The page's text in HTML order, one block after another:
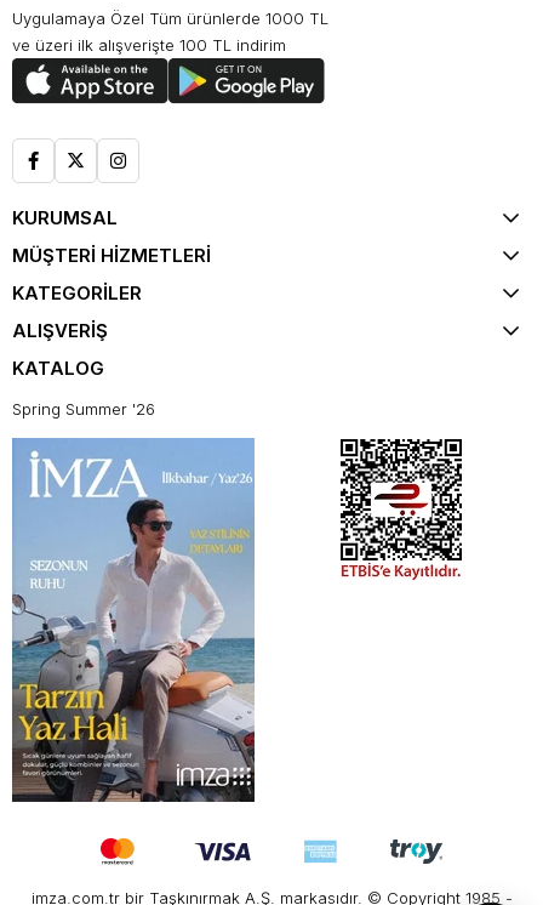
Uygulamaya Özel Tüm ürünlerde 1000 TL
ve üzeri ilk alışverişte 100 TL indirim
KURUMSAL
MÜŞTERİ HİZMETLERİ
KATEGORİLER
ALIŞVERİŞ
KATALOG
Spring Summer '26
imza.com.tr bir Taşkınırmak A.Ş. markasıdır. © Copyright 1985 -